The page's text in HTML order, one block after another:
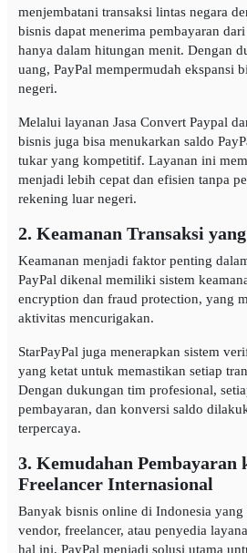
menjembatani transaksi lintas negara
bisnis dapat menerima pembayaran
hanya dalam hitungan menit. Dengan
uang, PayPal mempermudah ekspansi
negeri.
Melalui layanan Jasa Convert Paypal
bisnis juga bisa menukarkan saldo
tukar yang kompetitif. Layanan ini
menjadi lebih cepat dan efisien tanpa
rekening luar negeri.
2. Keamanan Transaksi
Keamanan menjadi faktor penting
PayPal dikenal memiliki sistem
encryption dan fraud protection, yang
aktivitas mencurigakan.
StarPayPal juga menerapkan sistem
yang ketat untuk memastikan setiap
Dengan dukungan tim profesional,
pembayaran, dan konversi saldo
terpercaya.
3. Kemudahan Pembayaran
Freelancer Internasional
Banyak bisnis online di Indonesia yang
vendor, freelancer, atau penyedia
hal ini, PayPal menjadi solusi utama